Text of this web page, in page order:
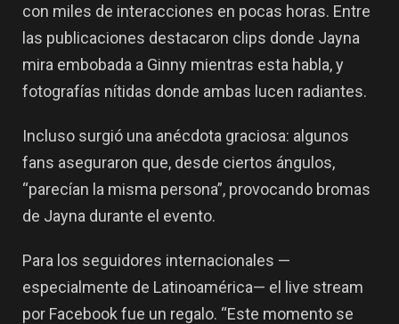
con miles de interacciones en pocas horas. Entre
las publicaciones destacaron clips donde Jayna
mira embobada a Ginny mientras esta habla, y
fotografías nítidas donde ambas lucen radiantes.
Incluso surgió una anécdota graciosa: algunos
fans aseguraron que, desde ciertos ángulos,
“parecían la misma persona”, provocando bromas
de Jayna durante el evento.
Para los seguidores internacionales —
especialmente de Latinoamérica— el live stream
por Facebook fue un regalo. “Este momento se